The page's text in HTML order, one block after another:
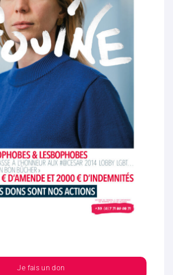
Je fais un don